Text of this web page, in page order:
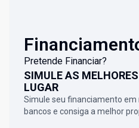
Pretende Financiar?
SIMULE AS
LUGAR
Simule seu financiamento
bancos e consiga a melhor